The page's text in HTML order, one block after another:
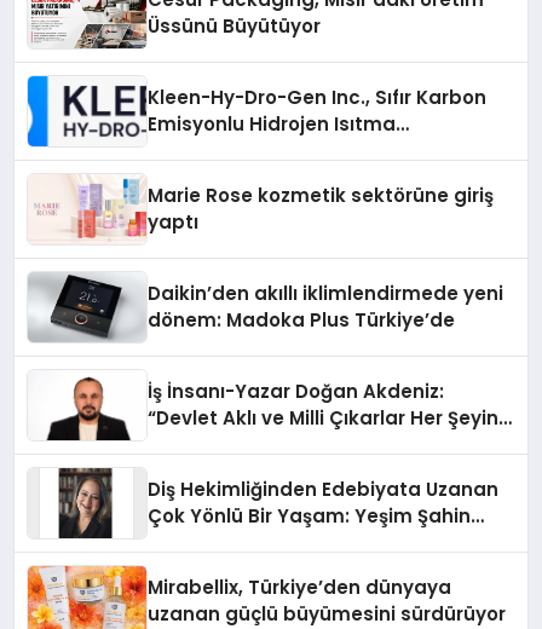
Üssünü Büyütüyor
Kleen-Hy-Dro-Gen Inc., Sıfır Karbon
Emisyonlu Hidrojen Isıtma
Marie Rose kozmetik sektörüne giriş
yaptı
Daikin’den akıllı iklimlendirmede yeni
dönem: Madoka Plus Türkiye’de
İş İnsanı-Yazar Doğan Akdeniz:
“Devlet Aklı ve Milli Çıkarlar Her Şeyin
Diş Hekimliğinden Edebiyata Uzanan
Çok Yönlü Bir Yaşam: Yeşim Şahin
Mirabellix, Türkiye’den dünyaya
uzanan güçlü büyümesini sürdürüyor